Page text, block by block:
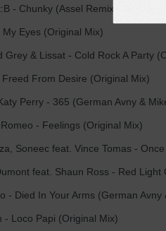
- Chunky (Assel Remix)
My Eyes (Original Mix)
Grey & Lissat - Cold Rock A Party
Freed From Desire (Original Mix)
Perry - 365 (German Avny &
- Feelings (Original Mix)
Soneec feat. Vince Tomas -
feat. Shaun Ross - Red
- Died In Your Arms (German Avny
- Loco Papi (Original Mix)